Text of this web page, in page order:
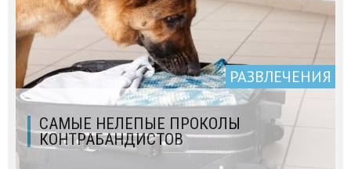
РАЗВЛЕЧЕНИЯ
САМЫЕ НЕЛЕПЫЕ ПРОКОЛЫ
КОНТРАБАНДИСТОВ